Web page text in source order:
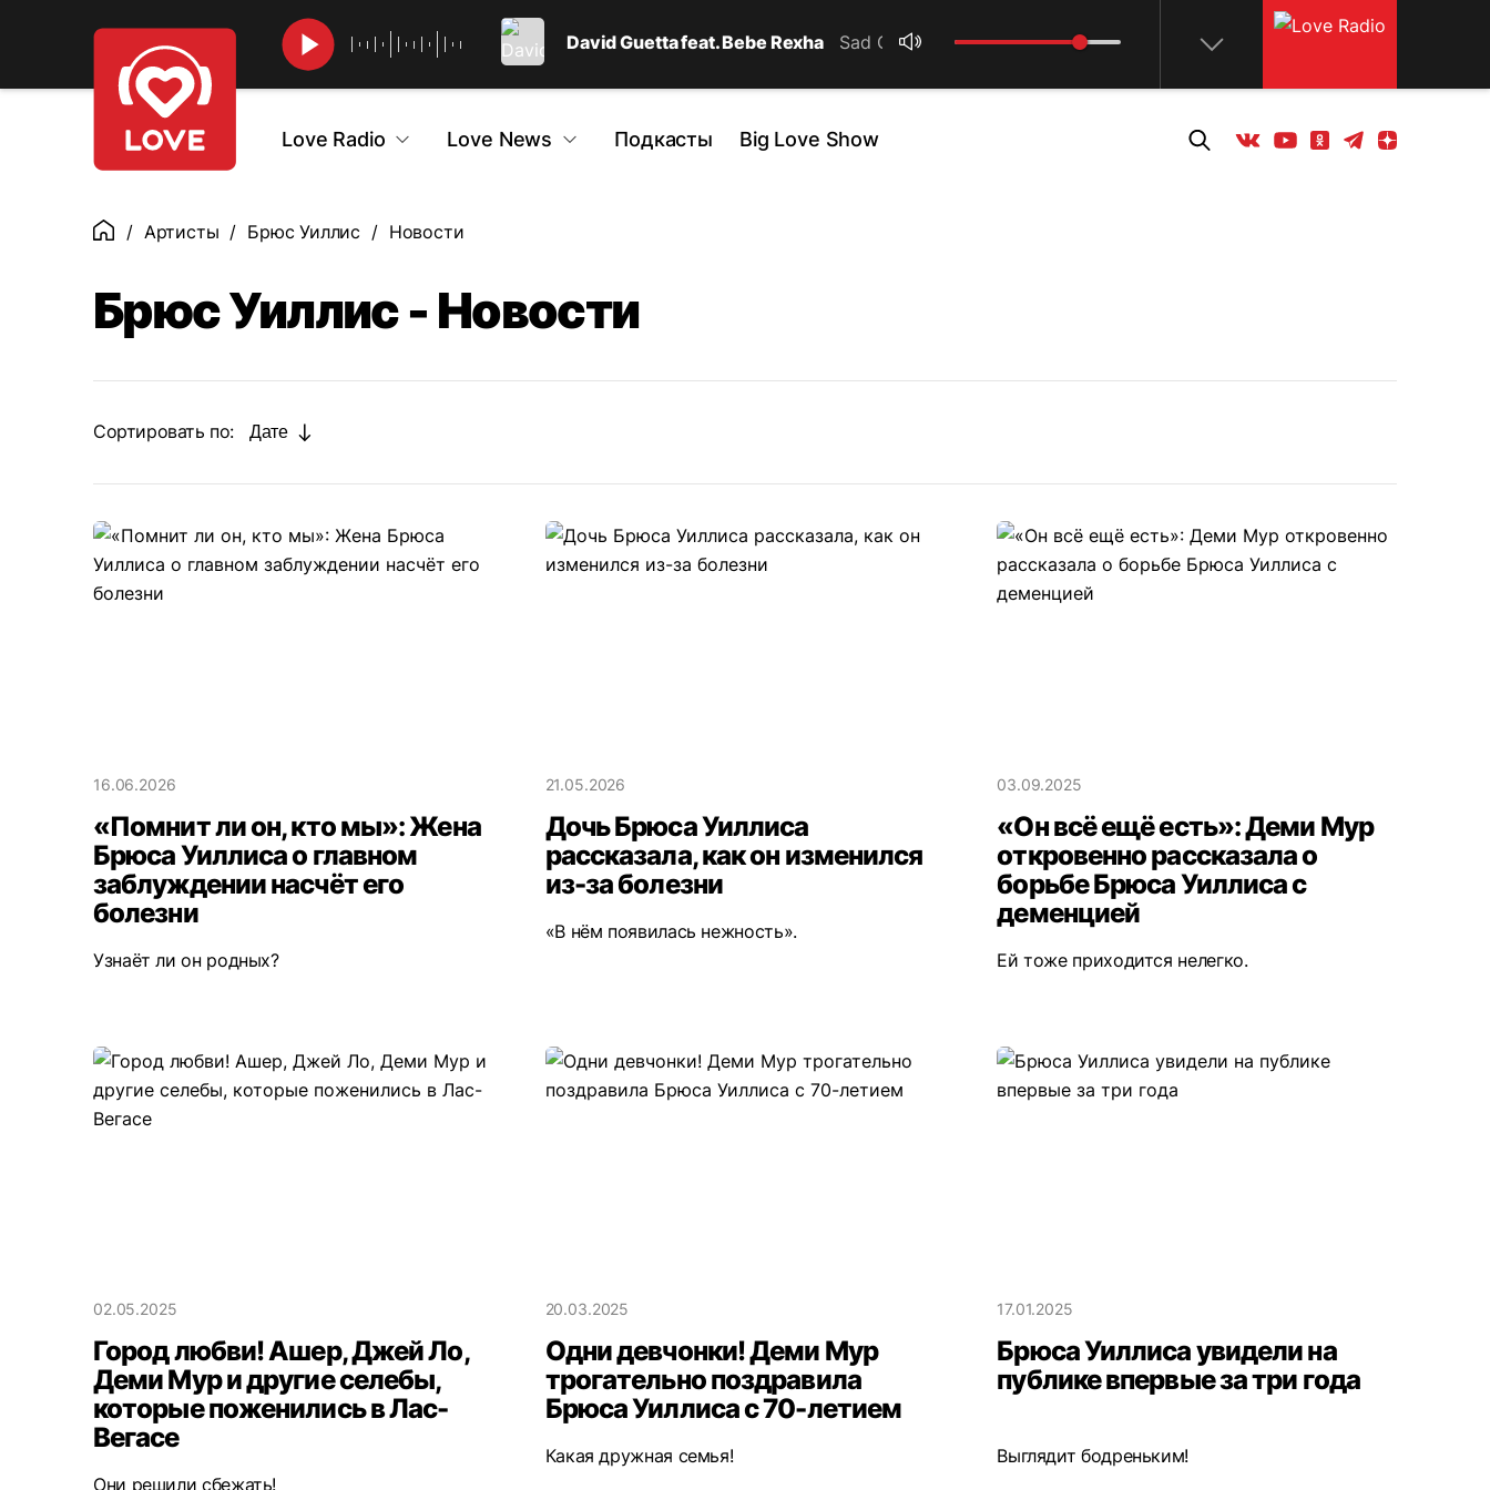
David Guetta feat. Bebe Rexha Sad Girls
Love Radio Love News Подкасты Big Love Show Вконтакте
YoutubeОдноклассники
ТелеграмЯндекс дзен
ГлавнаяАртисты Брюс Уиллис Новости
Брюс Уиллис - Новости
Сортировать по: Дате
16.06.2026
«Помнит ли он, кто мы»: Жена
Брюса Уиллиса о главном
заблуждении насчёт его
болезни
Узнаёт ли он родных?
21.05.2026
Дочь Брюса Уиллиса
рассказала, как он изменился
из-за болезни
«В нём появилась нежность».
03.09.2025
«Он всё ещё есть»: Деми Мур
откровенно рассказала о
борьбе Брюса Уиллиса с
деменцией
Ей тоже приходится нелегко.
02.05.2025
Город любви! Ашер, Джей Ло,
Деми Мур и другие селебы,
которые поженились в Лас-
Вегасе
Они решили сбежать!
20.03.2025
Одни девчонки! Деми Мур
трогательно поздравила
Брюса Уиллиса с 70-летием
Какая дружная семья!
17.01.2025
Брюса Уиллиса увидели на
публике впервые за три года
Выглядит бодреньким!